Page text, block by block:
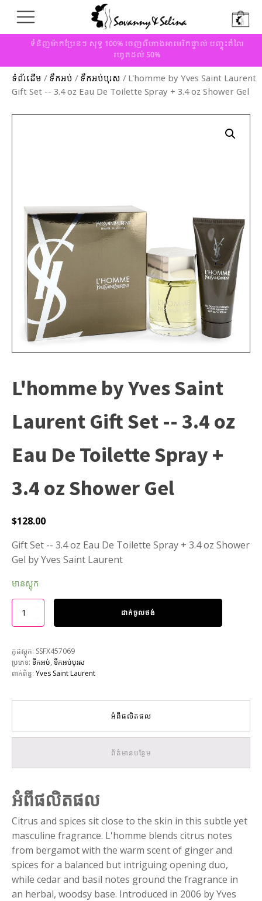
ទំនិញម៉ាកប្រែនៗ សុទ្ធ 100% ចេញពីហាងអាមេរិកផ្ទាល់ បញ្ចុះតំលៃ
រហូតដល់ 50%
ទំព័រដើម / ទឹកអប់ / ទឹកអប់បុរស / L'homme by Yves Saint Laurent
Gift Set -- 3.4 oz Eau De Toilette Spray + 3.4 oz Shower Gel
L'homme by Yves Saint
Laurent Gift Set -- 3.4 oz
Eau De Toilette Spray +
3.4 oz Shower Gel
$128.00
Gift Set -- 3.4 oz Eau De Toilette Spray + 3.4 oz Shower
Gel by Yves Saint Laurent
មានស្តុក
ដាក់ចូលថង់
កូដស្តុក: SSFX457069
ប្រភេទ: ទឹកអប់, ទឹកអប់បុរស
ពាក់ព័ន្ធ: Yves Saint Laurent
អំពីផលិតផល
ព័ត៌មានបន្ថែម
អំពីផលិតផល
Citrus and spices sit close to the skin in this subtle yet
masculine fragrance. L'homme blends citrus notes
from bergamot with the warm scent of ginger and
spices for a balanced but intriguing opening duo,
while cedar and basil notes ground the fragrance in
an herbal, woodsy base. Introduced in 2006 by Yves